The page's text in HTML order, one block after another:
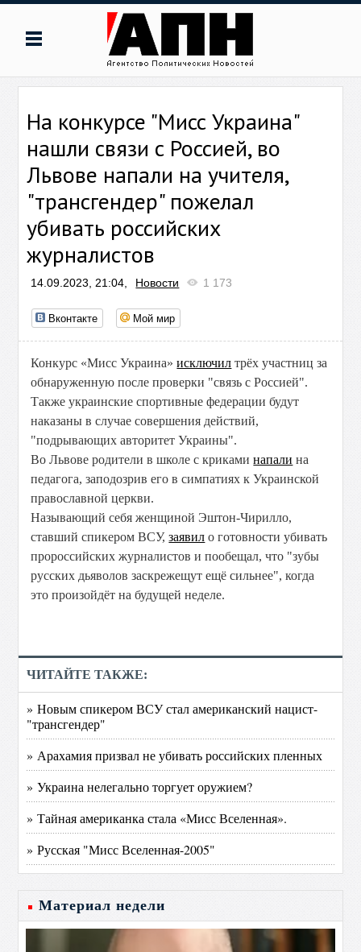
На конкурсе "Мисс Украина"
нашли связи с Россией, во
Львове напали на учителя,
"трансгендер" пожелал
убивать российских
журналистов
14.09.2023, 21:04, Новости 1 173
Вконтакте Мой мир
Конкурс «Мисс Украина»исключил трёх участниц за
обнаруженную после проверки "связь с Россией".
Также украинские спортивные федерации будут
наказаны в случае совершения действий,
"подрывающих авторитет Украины".
Во Львове родители в школе с крикаминапали на
педагога, заподозрив его в симпатиях к Украинской
православной церкви.
Называющий себя женщиной Эштон-Чирилло,
ставший спикером ВСУ,заявил о готовности убивать
пророссийских журналистов и пообещал, что "зубы
русских дьяволов заскрежещут ещё сильнее", когда
это произойдёт на будущей неделе.
ЧИТАЙТЕ ТАКЖЕ:
» Новым спикером ВСУ стал американский нацист-
"трансгендер"
» Арахамия призвал не убивать российских пленных
» Украина нелегально торгует оружием?
» Тайная американка стала «Мисс Вселенная».
» Русская "Мисс Вселенная-2005"
Материал недели